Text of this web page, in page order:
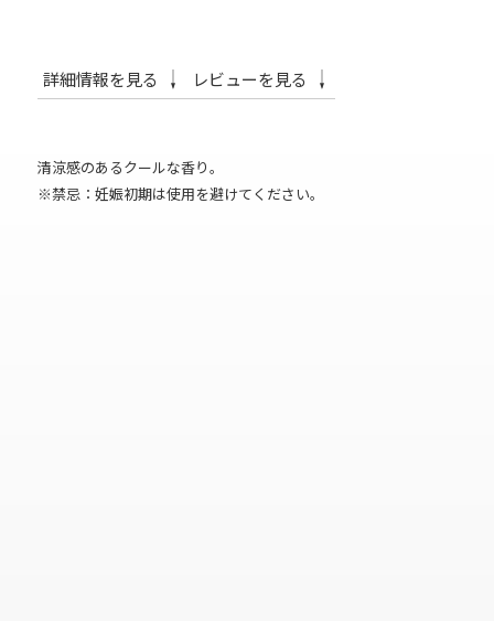
詳細情報を見る レビューを見る
清涼感のあるクールな香り。
※禁忌：妊娠初期は使用を避けてください。